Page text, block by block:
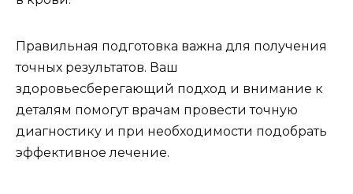
Правильная подготовка важна для получения
точных результатов. Ваш
здоровьесберегающий подход и внимание к
деталям помогут врачам провести точную
диагностику и при необходимости подобрать
эффективное лечение.